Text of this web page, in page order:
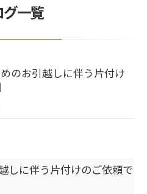
グ一覧
のお引越しに伴う片付け
しに伴う片付けのご依頼で